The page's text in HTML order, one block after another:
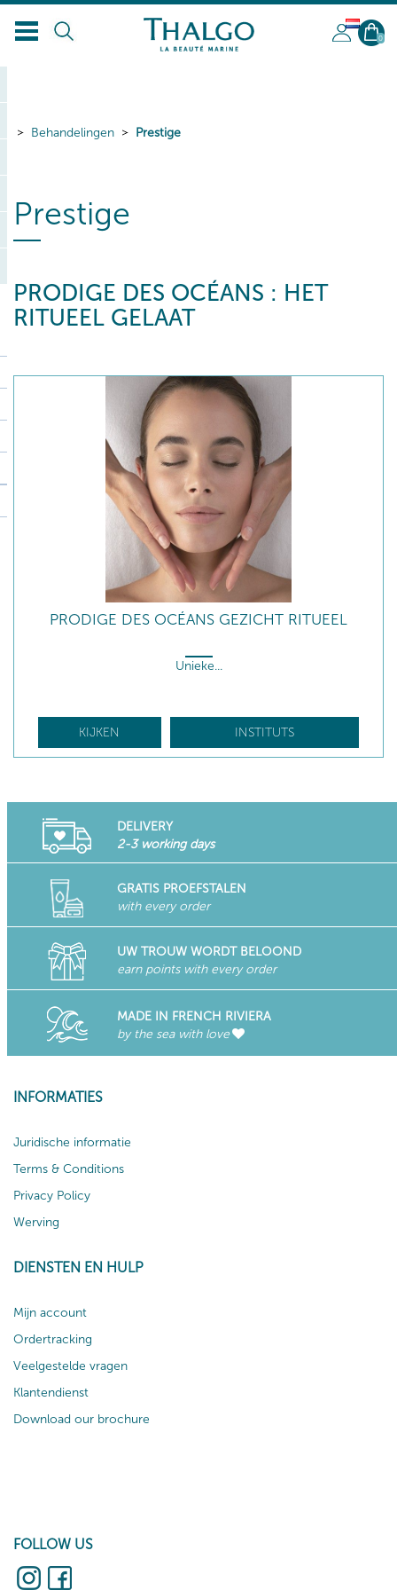
NL
0
Behandelingen Prestige
Prestige
PRODIGE DES OCÉANS : HET
RITUEEL GELAAT
PRODIGE DES OCÉANS GEZICHT RITUEEL
Unieke...
KIJKEN INSTITUTS
DELIVERY
2-3 working days
GRATIS PROEFSTALEN
with every order
UW TROUW WORDT BELOOND
earn points with every order
MADE IN FRENCH RIVIERA
by the sea with love
INFORMATIES
Juridische informatie
Terms & Conditions
Privacy Policy
Werving
DIENSTEN EN HULP
Mijn account
Ordertracking
Veelgestelde vragen
Klantendienst
Download our brochure
FOLLOW US